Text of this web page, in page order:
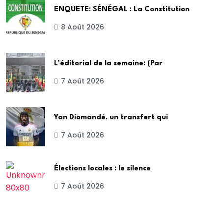
ENQUETE: SÉNÉGAL : La Constitution
8 Août 2026
L’éditorial de la semaine: (Par
7 Août 2026
Yan Diomandé, un transfert qui
7 Août 2026
Élections locales : le silence
7 Août 2026